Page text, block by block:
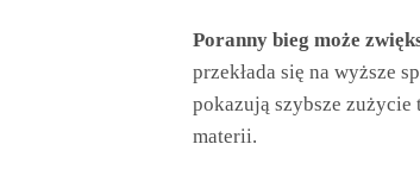
Poranny bieg może
przekłada się na wyższe
pokazują szybsze zużycie
materii.